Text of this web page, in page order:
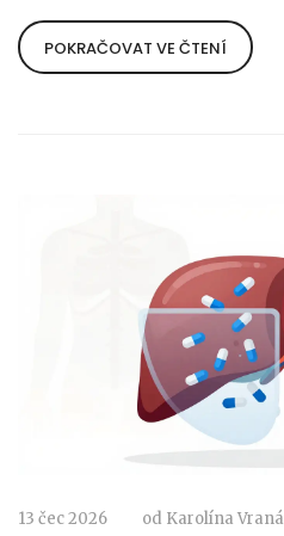
POKRAČOVAT VE ČTENÍ
13 čec 2026 od Karolína Vraná